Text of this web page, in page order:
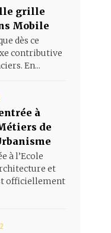
grille
Mobile
dès ce
contributive
En...
à
de
à l’Ecole
et
officiellement